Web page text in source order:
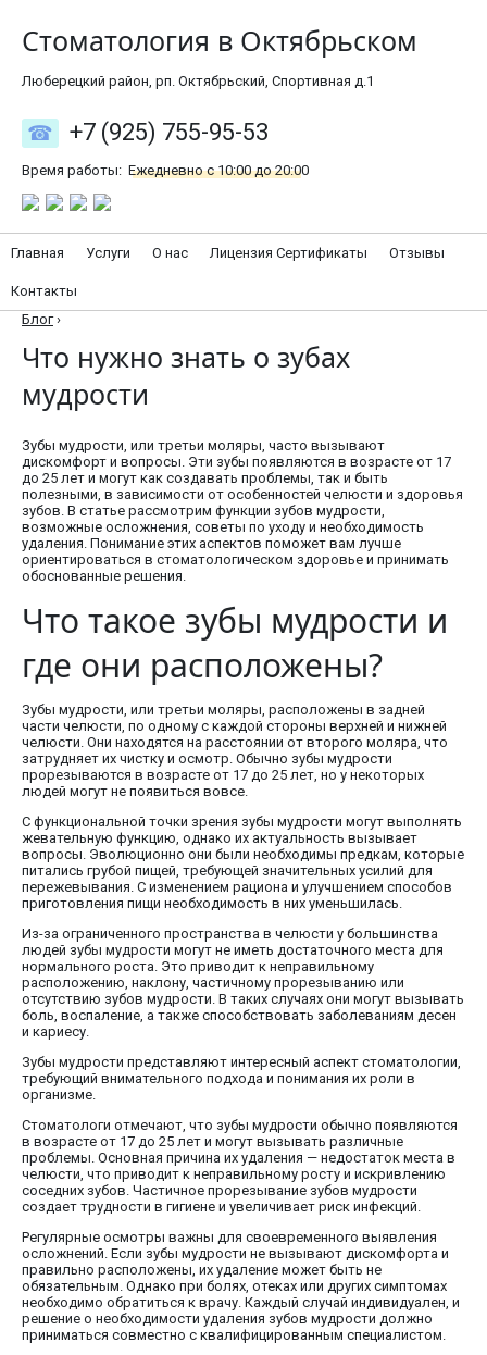
Стоматология в Октябрьском
Люберецкий район, рп. Октябрьский, Спортивная д.1
+7 (925) 755-95-53
Время работы: Ежедневно с 10:00 до 20:00
Главная Услуги О нас Лицензия Сертификаты Отзывы
Контакты
Блог ›
Что нужно знать о зубах
мудрости
Зубы мудрости, или третьи моляры, часто вызывают
дискомфорт и вопросы. Эти зубы появляются в возрасте от 17
до 25 лет и могут как создавать проблемы, так и быть
полезными, в зависимости от особенностей челюсти и здоровья
зубов. В статье рассмотрим функции зубов мудрости,
возможные осложнения, советы по уходу и необходимость
удаления. Понимание этих аспектов поможет вам лучше
ориентироваться в стоматологическом здоровье и принимать
обоснованные решения.
Что такое зубы мудрости и
где они расположены?
Зубы мудрости, или третьи моляры, расположены в задней
части челюсти, по одному с каждой стороны верхней и нижней
челюсти. Они находятся на расстоянии от второго моляра, что
затрудняет их чистку и осмотр. Обычно зубы мудрости
прорезываются в возрасте от 17 до 25 лет, но у некоторых
людей могут не появиться вовсе.
С функциональной точки зрения зубы мудрости могут выполнять
жевательную функцию, однако их актуальность вызывает
вопросы. Эволюционно они были необходимы предкам, которые
питались грубой пищей, требующей значительных усилий для
пережевывания. С изменением рациона и улучшением способов
приготовления пищи необходимость в них уменьшилась.
Из-за ограниченного пространства в челюсти у большинства
людей зубы мудрости могут не иметь достаточного места для
нормального роста. Это приводит к неправильному
расположению, наклону, частичному прорезыванию или
отсутствию зубов мудрости. В таких случаях они могут вызывать
боль, воспаление, а также способствовать заболеваниям десен
и кариесу.
Зубы мудрости представляют интересный аспект стоматологии,
требующий внимательного подхода и понимания их роли в
организме.
Стоматологи отмечают, что зубы мудрости обычно появляются
в возрасте от 17 до 25 лет и могут вызывать различные
проблемы. Основная причина их удаления — недостаток места в
челюсти, что приводит к неправильному росту и искривлению
соседних зубов. Частичное прорезывание зубов мудрости
создает трудности в гигиене и увеличивает риск инфекций.
Регулярные осмотры важны для своевременного выявления
осложнений. Если зубы мудрости не вызывают дискомфорта и
правильно расположены, их удаление может быть не
обязательным. Однако при болях, отеках или других симптомах
необходимо обратиться к врачу. Каждый случай индивидуален, и
решение о необходимости удаления зубов мудрости должно
приниматься совместно с квалифицированным специалистом.